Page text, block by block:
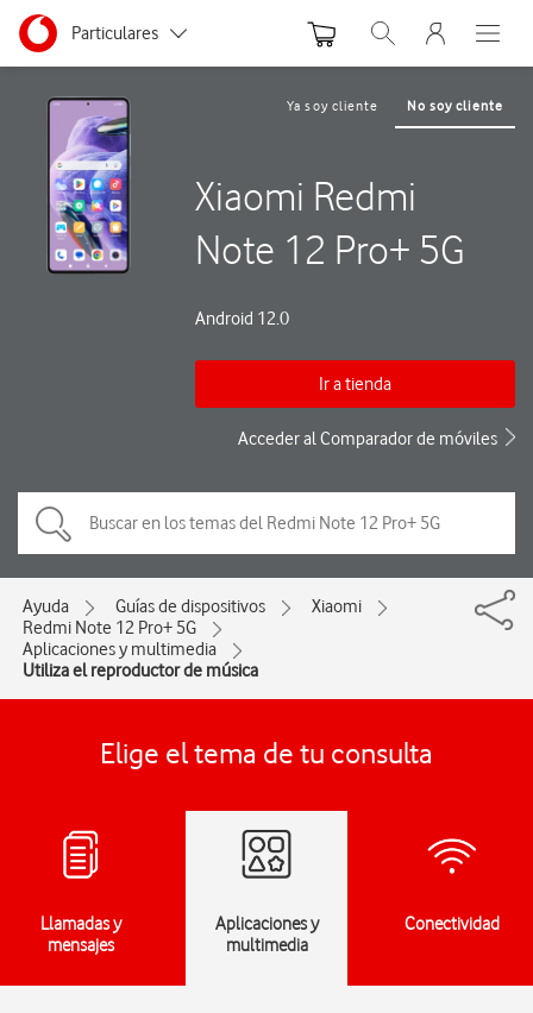
Ir a la pagina principal de vodafone.es
Menu navegación Segmento
Particulares
Autónomos
Pymes
Grandes empresas
y AA.PP.
Abrir buscador. Abre
Abre
Ya soy cliente No soy cliente
Xiaomi Redmi
Note 12 Pro+ 5G
Android 12.0
Ir a tienda
Acceder al Comparador de móviles
Ayuda Guías de dispositivos
Xiaomi
Redmi Note 12 Pro+ 5G
Aplicaciones y multimedia
Utiliza el reproductor de música
Elige el tema de tu consulta
Llamadas y
mensajes
Aplicaciones y
multimedia
Conectividad